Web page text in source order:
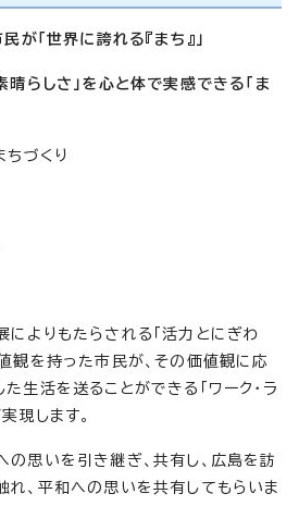
が「世界に誇れる『まち』」
晴らしさ」を心と体で実感できる「ま
ちづくり
よりもたらされる「活力とにぎわ
観を持った市民が、その価値観に応
生活を送ることができる「ワーク・ラ
現します。
思いを引き継ぎ、共有し、広島を訪
、平和への思いを共有してもらいま